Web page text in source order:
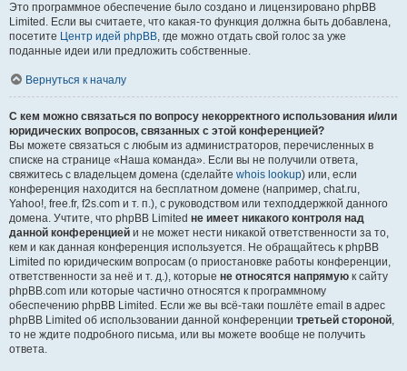
Это программное обеспечение было создано и лицензировано phpBB
Limited. Если вы считаете, что какая-то функция должна быть добавлена,
посетите Центр идей phpBB, где можно отдать свой голос за уже
поданные идеи или предложить собственные.
Вернуться к началу
С кем можно связаться по вопросу некорректного использования и/или
юридических вопросов, связанных с этой конференцией?
Вы можете связаться с любым из администраторов, перечисленных в
списке на странице «Наша команда». Если вы не получили ответа,
свяжитесь с владельцем домена (сделайте whois lookup) или, если
конференция находится на бесплатном домене (например, chat.ru,
Yahoo!, free.fr, f2s.com и т. п.), с руководством или техподдержкой данного
домена. Учтите, что phpBB Limited не имеет никакого контроля над
данной конференцией и не может нести никакой ответственности за то,
кем и как данная конференция используется. Не обращайтесь к phpBB
Limited по юридическим вопросам (о приостановке работы конференции,
ответственности за неё и т. д.), которые не относятся напрямую к сайту
phpBB.com или которые частично относятся к программному
обеспечению phpBB Limited. Если же вы всё-таки пошлёте email в адрес
phpBB Limited об использовании данной конференции третьей стороной,
то не ждите подробного письма, или вы можете вообще не получить
ответа.